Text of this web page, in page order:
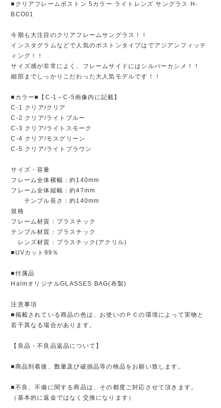
■クリアフレームボストン 5カラー ライトレンズ サングラス H-
BCO01
今期も大注目のクリアフレームサングラス！！
インスタグラムなどで人気のボストンタイプはでアジアンフィッテ
ィング！！
サイズ感が非常によく、フレームサイドにはシルバーカシメ！！
細部までしっかりこだわった大人気モデルです！！
■カラー■【C-1～C-5画像内に記載】
C-1 クリア/クリア
C-2 クリア/ライトブルー
C-3 クリア/ライトスモーク
C-4 クリア/モスグリーン
C-5 クリア/ライトブラウン
サイズ・容量
フレーム全体横幅：約140mm
フレーム全体縦幅：約47mm
テンプル長さ：約140mm
規格
フレーム材質：プラスチック
テンプル材質：プラスチック
レンズ材質：プラスチック(アクリル)
■UVカット99％
■付属品
HalmオリジナルGLASSES BAG(布製)
注意事項
■掲載されている商品の色は、お使いのＰＣの環境によって実物と
若干異なる場合があります。
【良品・不良品返品について】
■商品到着後、数量及び破損品等の検品をお願い致します。
■不良、不備に関する商品は、その都度ご対応させて頂きます。
（基本的に返金ではなく交換になります）